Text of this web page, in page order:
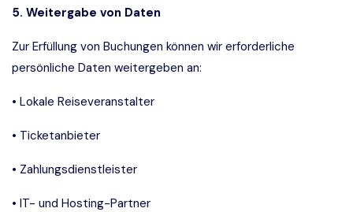
5. Weitergabe von Daten
Zur Erfüllung von Buchungen können wir erforderliche
persönliche Daten weitergeben an:
• Lokale Reiseveranstalter
• Ticketanbieter
• Zahlungsdienstleister
• IT- und Hosting-Partner